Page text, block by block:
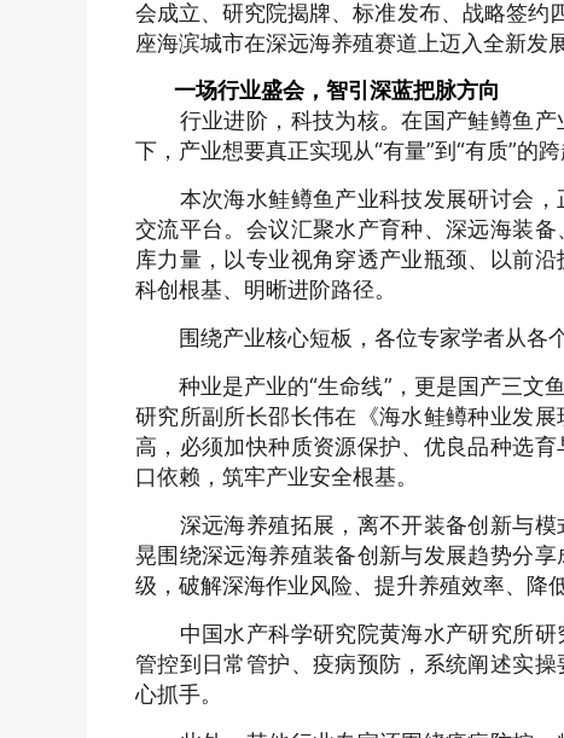
会成立、研究院揭牌、标准发布、战略签约
座海滨城市在深远海养殖赛道上迈入全新发
一场行业盛会，智引深蓝把脉方向
行业进阶，科技为核。在国产鲑鳟鱼产
下，产业想要真正实现从“有量”到“有质”的
本次海水鲑鳟鱼产业科技发展研讨会，
交流平台。会议汇聚水产育种、深远海装
库力量，以专业视角穿透产业瓶颈、以前
科创根基、明晰进阶路径。
围绕产业核心短板，各位专家学者从各个
种业是产业的“生命线”，更是国产三文
研究所副所长邵长伟在《海水鲑鳟种业发
高，必须加快种质资源保护、优良品种选
口依赖，筑牢产业安全根基。
深远海养殖拓展，离不开装备创新与模
晃围绕深远海养殖装备创新与发展趋势分
级，破解深海作业风险、提升养殖效率、降
中国水产科学研究院黄海水产研究所研
管控到日常管护、疫病预防，系统阐述实
心抓手。